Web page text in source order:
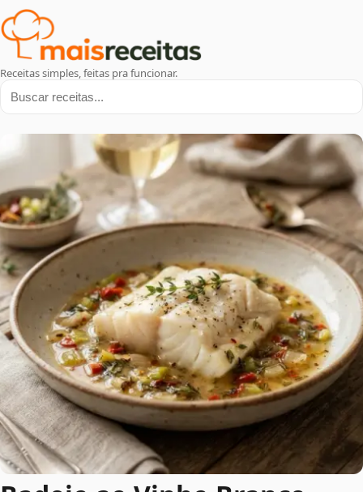
Receitas simples, feitas pra funcionar.
Buscar receitas